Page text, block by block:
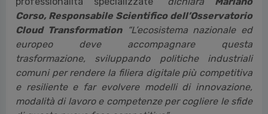
quanto fornisce strumenti preziosi per gestire la
complessità della gestione e governance di un
sistema Cloud evoluto. I tool basati sull’AI per il
controllo della spesa, la Cybersecurity e lo sviluppo
del software, consentono infatti di affrontare
queste sfide a molte aziende che ad oggi erano
vincolate dalla non disponibilità di competenze e
professionalità specializzate” dichiaraMariano